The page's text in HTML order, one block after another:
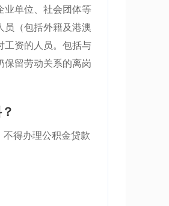
业单位、社会团体等
员（包括外籍及港澳
工资的人员。包括与
保留劳动关系的离岗
得办理公积金贷款